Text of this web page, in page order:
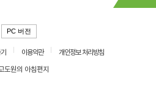
PC 버전
이용약관
개인정보 처리방침
원의 아침편지